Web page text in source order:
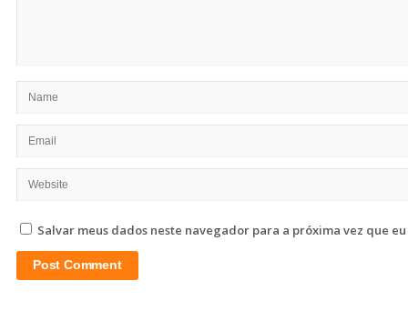
Salvar meus dados neste navegador para a próxima vez que